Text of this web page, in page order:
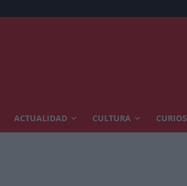
ACTUALIDAD CULTURA